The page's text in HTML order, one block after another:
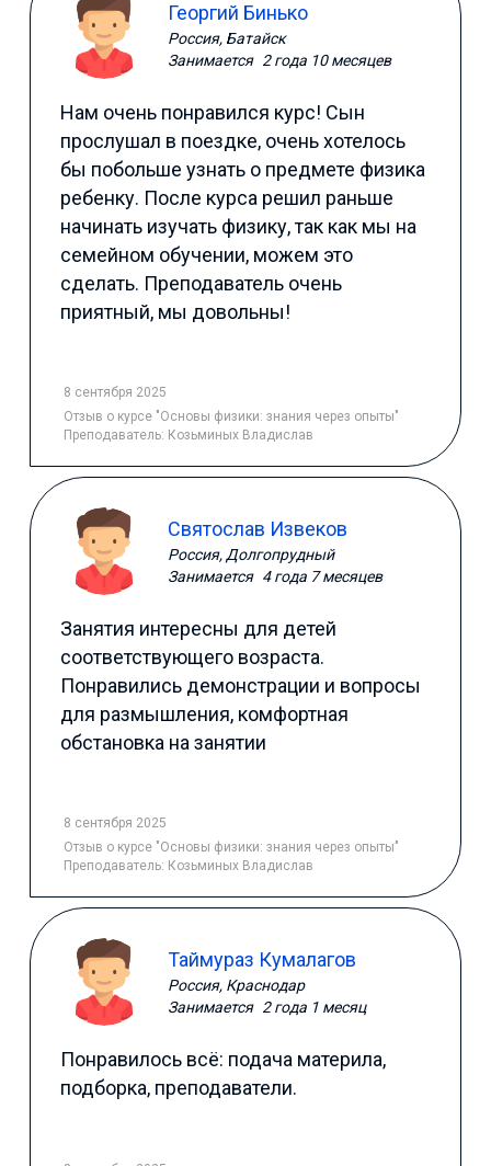
Георгий Бинько
Россия, Батайск
Занимается 2 года 10 месяцев
Нам очень понравился курс! Сын
прослушал в поездке, очень хотелось
бы побольше узнать о предмете физика
ребенку. После курса решил раньше
начинать изучать физику, так как мы на
семейном обучении, можем это
сделать. Преподаватель очень
приятный, мы довольны!
8 сентября 2025
Отзыв о курсе "Основы физики: знания через опыты"
Преподаватель: Козьминых Владислав
Святослав Извеков
Россия, Долгопрудный
Занимается 4 года 7 месяцев
Занятия интересны для детей
соответствующего возраста.
Понравились демонстрации и вопросы
для размышления, комфортная
обстановка на занятии
8 сентября 2025
Отзыв о курсе "Основы физики: знания через опыты"
Преподаватель: Козьминых Владислав
Таймураз Кумалагов
Россия, Краснодар
Занимается 2 года 1 месяц
Понравилось всё: подача материла,
подборка, преподаватели.